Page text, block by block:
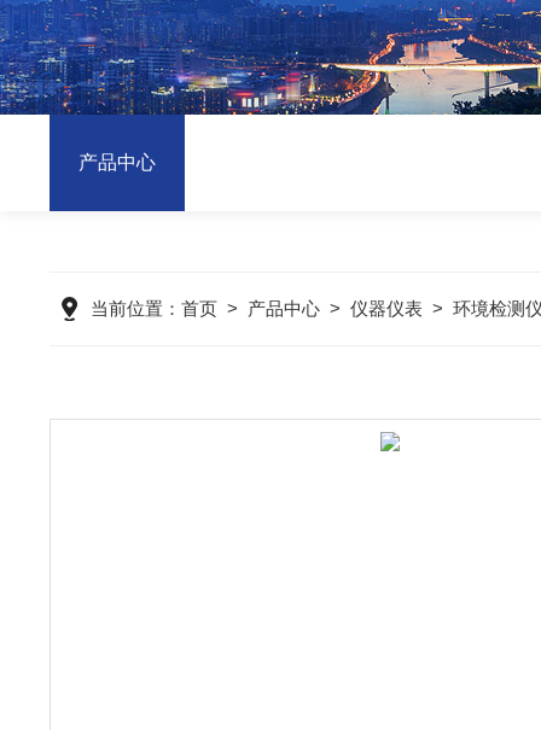
产品中心
当前位置： 首页> 产品中心> 仪器仪表> 环境检测